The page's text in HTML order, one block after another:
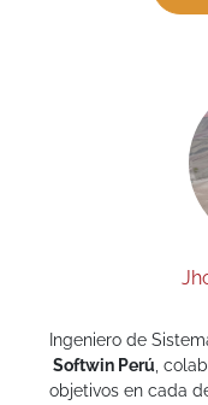
Ingeniero de
Softwin Perú ,
objetivos en cada